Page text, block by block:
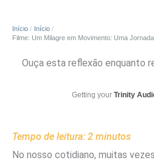
Início
Início
Filme: Um Milagre em Movimento: Uma
Ouça esta reflexão enquanto
Getting your Trinity
Tempo de leitura: 2 minutos
No nosso cotidiano, muitas